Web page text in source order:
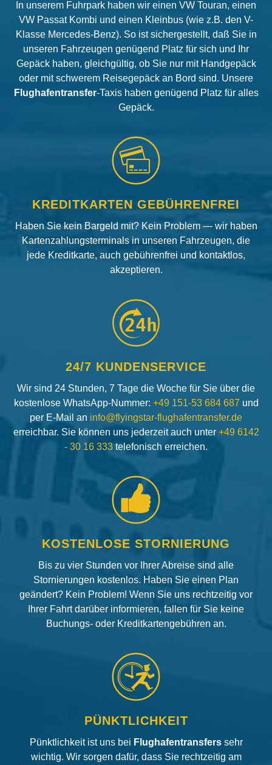
In unserem Fuhrpark haben wir einen VW Touran, einen
VW Passat Kombi und einen Kleinbus (wie z.B. den V-
Klasse Mercedes-Benz). So ist sichergestellt, daß Sie in
unseren Fahrzeugen genügend Platz für sich und Ihr
Gepäck haben, gleichgültig, ob Sie nur mit Handgepäck
oder mit schwerem Reisegepäck an Bord sind. Unsere
Flughafentransfer-Taxis haben genügend Platz für alles
Gepäck.
KREDITKARTEN GEBÜHRENFREI
Haben Sie kein Bargeld mit? Kein Problem — wir haben
Kartenzahlungsterminals in unseren Fahrzeugen, die
jede Kreditkarte, auch gebührenfrei und kontaktlos,
akzeptieren.
24h
24/7 KUNDENSERVICE
Wir sind 24 Stunden, 7 Tage die Woche für Sie über die
kostenlose WhatsApp-Nummer: +49 151-53 684 687 und
per E-Mail an info@flyingstar-flughafentransfer.de
erreichbar. Sie können uns jederzeit auch unter +49 6142
- 30 16 333 telefonisch erreichen.
KOSTENLOSE STORNIERUNG
Bis zu vier Stunden vor Ihrer Abreise sind alle
Stornierungen kostenlos. Haben Sie einen Plan
geändert? Kein Problem! Wenn Sie uns rechtzeitig vor
Ihrer Fahrt darüber informieren, fallen für Sie keine
Buchungs- oder Kreditkartengebühren an.
PÜNKTLICHKEIT
Pünktlichkeit ist uns bei Flughafentransfers sehr
wichtig. Wir sorgen dafür, dass Sie rechtzeitig am